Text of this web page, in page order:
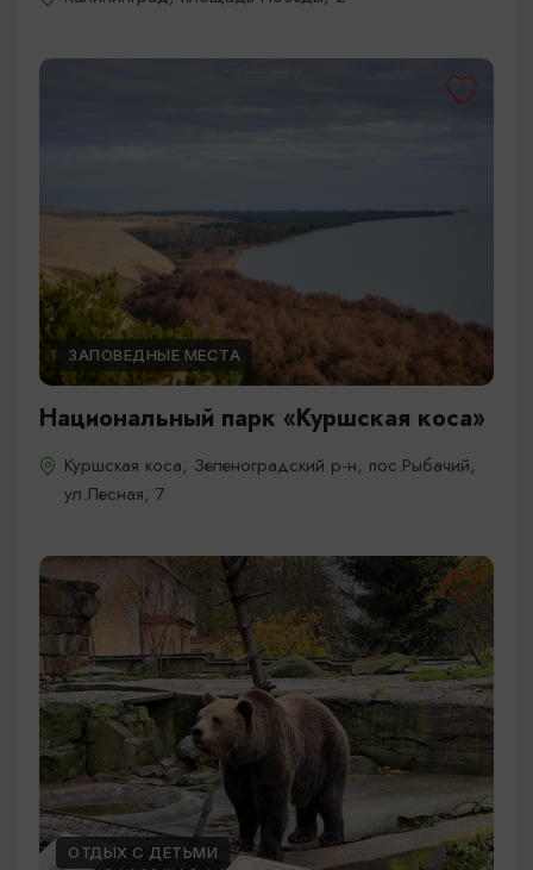
ЗАПОВЕДНЫЕ МЕСТА
Национальный парк «Куршская коса»
Куршская коса, Зеленоградский р-н, пос.Рыбачий,
ул.Лесная, 7
ОТДЫХ С ДЕТЬМИ